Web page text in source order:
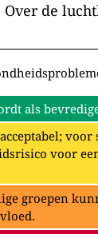
Over de
als
voor
groepen